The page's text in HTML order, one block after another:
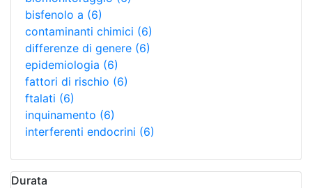
bisfenolo a (6)
contaminanti chimici (6)
differenze di genere (6)
epidemiologia (6)
fattori di rischio (6)
ftalati (6)
inquinamento (6)
interferenti endocrini (6)
Durata